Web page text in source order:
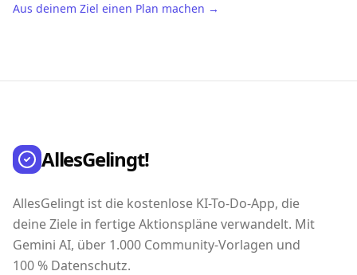
Aus deinem Ziel einen Plan machen →
AllesGelingt!
AllesGelingt ist die kostenlose KI-To-Do-App, die
deine Ziele in fertige Aktionspläne verwandelt. Mit
Gemini AI, über 1.000 Community-Vorlagen und
100 % Datenschutz.